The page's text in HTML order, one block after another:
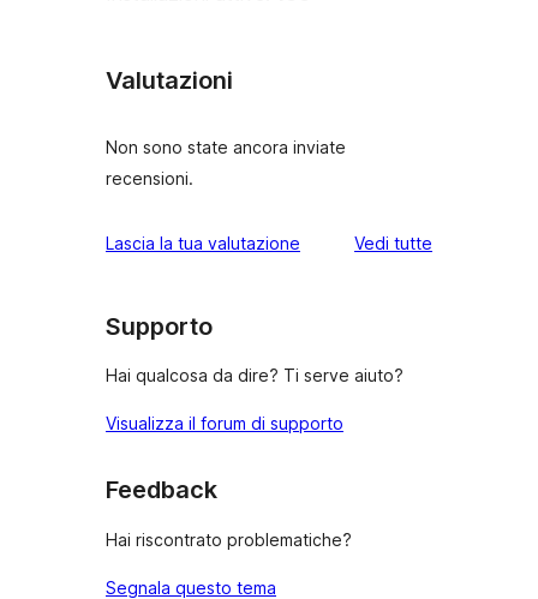
Valutazioni
Non sono state ancora inviate
recensioni.
Lascia la tua valutazione Vedi tutte
Supporto
Hai qualcosa da dire? Ti serve aiuto?
Visualizza il forum di supporto
Feedback
Hai riscontrato problematiche?
Segnala questo tema